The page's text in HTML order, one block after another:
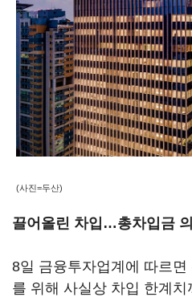
(사진=두산)
끌어올린 차입…총차입금
8일 금융투자업계에 따르
를 위해 사실상 차입 한계